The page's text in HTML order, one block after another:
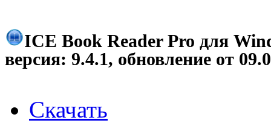
ICE Book Reader Pro для
версия: 9.4.1, обновление от
Скачать